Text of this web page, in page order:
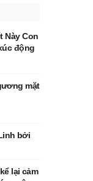
Này Con
động
mặt
bởi
lại cảm